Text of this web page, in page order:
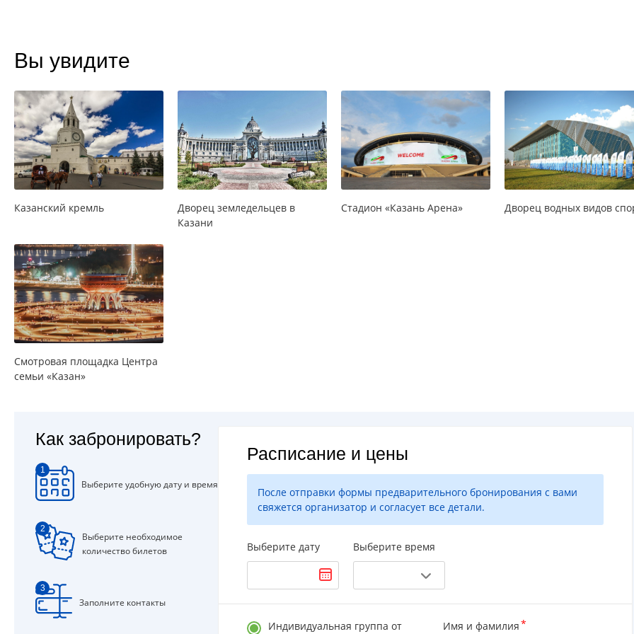
Вы увидите
Казанский кремль
Дворец земледельцев в
Казани
Стадион «Казань Арена» Дворец водных видов
Смотровая площадка Центра
семьи «Казан»
Как забронировать?
1
Выберите удобную дату и время
2
Выберите необходимое
количество билетов
3
Заполните контакты
Расписание и цены
После отправки формы предварительного бронирования с вами
свяжется организатор и согласует все детали.
Выберите дату Выберите время
Индивидуальная группа от Имя и фамилия